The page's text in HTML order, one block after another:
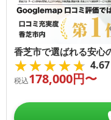
香芝市で選ばれる安心
★★★★★
★★★★★ 4.67
税込178,000円〜